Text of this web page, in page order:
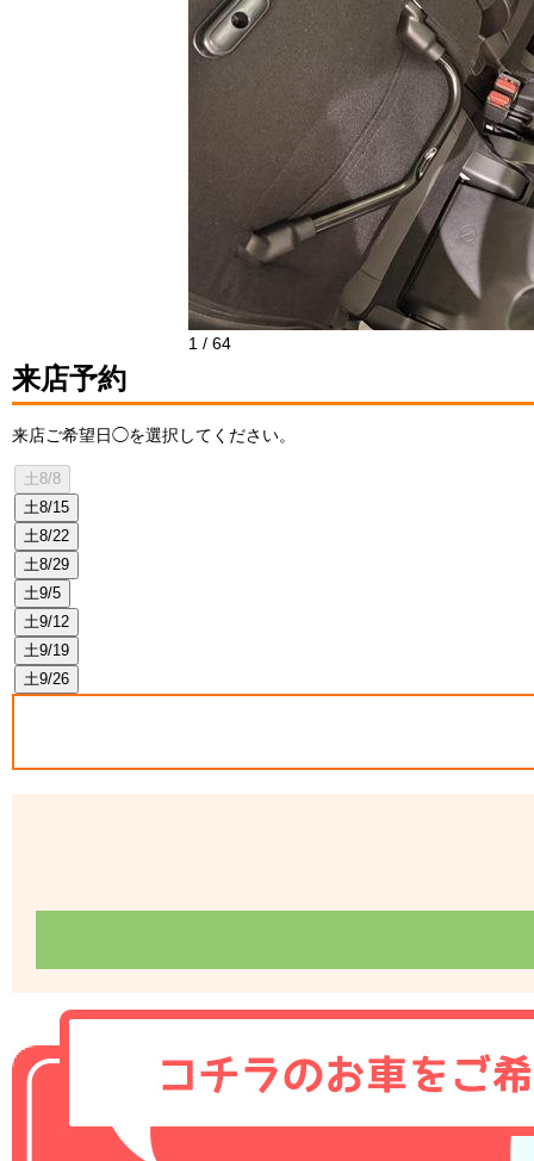
1 / 64
来店予約
来店ご希望日◯を選択してください。
土8/8
土8/15
土8/22
土8/29
土9/5
土9/12
土9/19
土9/26